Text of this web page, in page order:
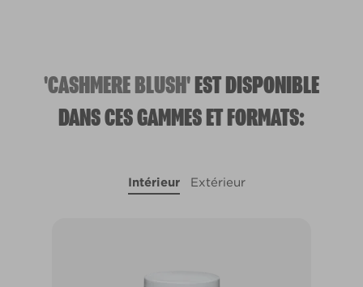
'CASHMERE BLUSH' EST DISPONIBLE
DANS CES GAMMES ET FORMATS:
Intérieur Extérieur